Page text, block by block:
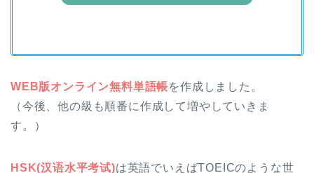
WEB版オンライン無料単語帳を作成しました。
（今後、他の級も順番に作成して増やしていきま
す。）
HSK(汉语水平考试)は英語でいえばTOEICのような世